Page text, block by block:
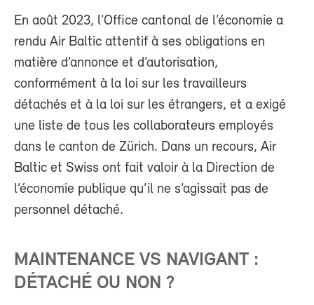
En août 2023, l’Office cantonal de l’économie a
rendu Air Baltic attentif à ses obligations en
matière d’annonce et d’autorisation,
conformément à la loi sur les travailleurs
détachés et à la loi sur les étrangers, et a exigé
une liste de tous les collaborateurs employés
dans le canton de Zürich. Dans un recours, Air
Baltic et Swiss ont fait valoir à la Direction de
l’économie publique qu’il ne s’agissait pas de
personnel détaché.
MAINTENANCE VS NAVIGANT :
DÉTACHÉ OU NON ?